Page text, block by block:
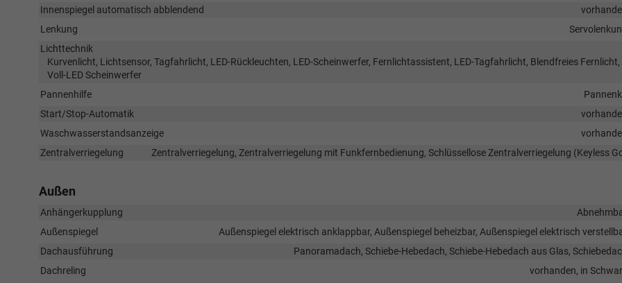
Innenspiegel automatisch abblendend
Lenkung
Lichttechnik
Kurvenlicht, Lichtsensor, Tagfahrlicht, LED-Rückleuchten, LED-Scheinwerfer, Fernlichtassistent, LED-Tagfahrlicht, Blendfreies Fernlicht,
Voll-LED Scheinwerfer
Pannenhilfe
Start/Stop-Automatik
Waschwasserstandsanzeige
Zentralverriegelung
Zentralverriegelung, Zentralverriegelung mit Funkfernbedienung, Schlüssellose Zentralverriegelung (Keyless
Außen
Anhängerkupplung
Außenspiegel
Außenspiegel elektrisch anklappbar, Außenspiegel beheizbar, Außenspiegel elektrisch
Dachausführung
Panoramadach, Schiebe-Hebedach, Schiebe-Hebedach aus Glas,
Dachreling
vorhanden, in